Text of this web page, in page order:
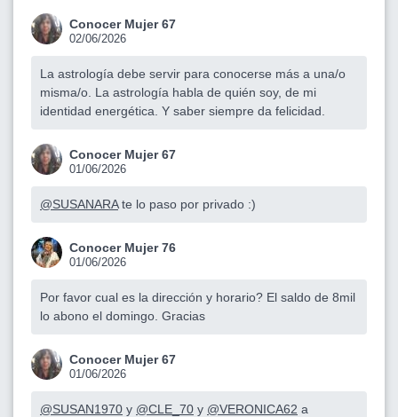
Conocer Mujer 67
02/06/2026
La astrología debe servir para conocerse más a una/o
misma/o. La astrología habla de quién soy, de mi
identidad energética. Y saber siempre da felicidad.
Conocer Mujer 67
01/06/2026
@SUSANARAte lo paso por privado :)
Conocer Mujer 76
01/06/2026
Por favor cual es la dirección y horario? El saldo de 8mil
lo abono el domingo. Gracias
Conocer Mujer 67
01/06/2026
@SUSAN1970 y @CLE_70 y @VERONICA62 a